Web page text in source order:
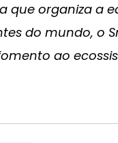
que organiza a
do mundo, o
ao